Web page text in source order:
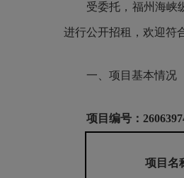
受委托，福州海峡
进行公开招租，欢迎符
一、项目基本情况
项目编号：
项目名